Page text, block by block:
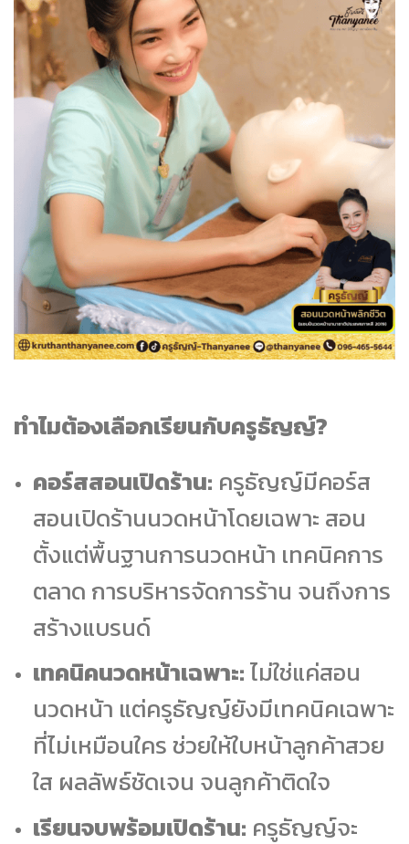
ทำไมต้องเลือกเรียนกับครูธัญญ์?
คอร์สสอนเปิดร้าน: ครูธัญญ์มีคอร์ส
สอนเปิดร้านนวดหน้าโดยเฉพาะ สอน
ตั้งแต่พื้นฐานการนวดหน้า เทคนิคการ
ตลาด การบริหารจัดการร้าน จนถึงการ
สร้างแบรนด์
เทคนิคนวดหน้าเฉพาะ:ไม่ใช่แค่สอน
นวดหน้า แต่ครูธัญญ์ยังมีเทคนิคเฉพาะ
ที่ไม่เหมือนใคร ช่วยให้ใบหน้าลูกค้าสวย
ใส ผลลัพธ์ชัดเจน จนลูกค้าติดใจ
เรียนจบพร้อมเปิดร้าน: ครูธัญญ์จะ